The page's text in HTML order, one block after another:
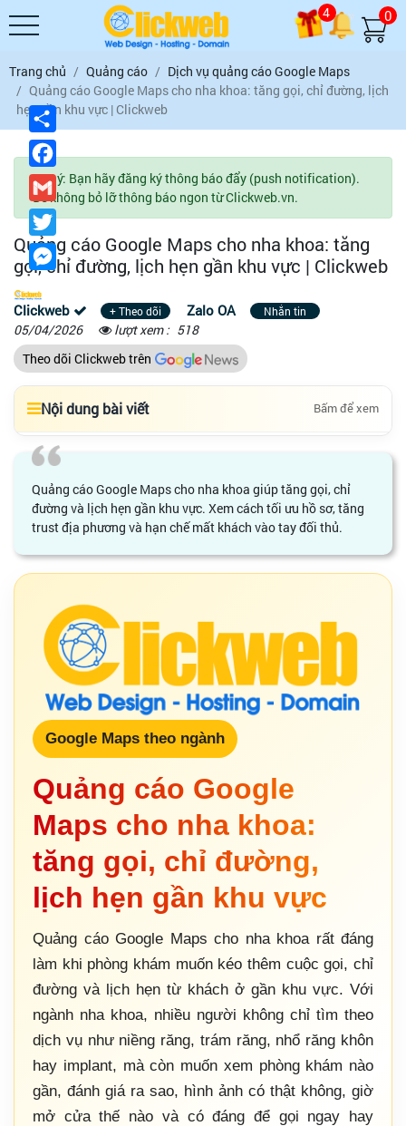
4 0
Trang chủ Quảng cáo
Dịch vụ quảng cáo Google Maps
Quảng cáo Google Maps cho nha khoa: tăng gọi, chỉ đường, lịch
hẹn gần khu vực | Clickweb
Lưu ý: Bạn hãy đăng ký thông báo đẩy (push notification).
Để không bỏ lỡ thông báo ngon từ Clickweb.vn.
Quảng cáo Google Maps cho nha khoa: tăng
gọi, chỉ đường, lịch hẹn gần khu vực | Clickweb
Clickweb + Theo dõi Zalo OA Nhắn tin
05/04/2026 lượt xem : 518
Theo dõi Clickweb trên
Nội dung bài viết Bấm để xem
Quảng cáo Google Maps cho nha khoa giúp tăng gọi, chỉ
đường và lịch hẹn gần khu vực. Xem cách tối ưu hồ sơ, tăng
trust địa phương và hạn chế mất khách vào tay đối thủ.
Google Maps theo ngành
Quảng cáo Google
Maps cho nha khoa:
tăng gọi, chỉ đường,
lịch hẹn gần khu vực
Quảng cáo Google Maps cho nha khoa rất đáng
làm khi phòng khám muốn kéo thêm cuộc gọi, chỉ
đường và lịch hẹn từ khách ở gần khu vực. Với
ngành nha khoa, nhiều người không chỉ tìm theo
dịch vụ như niềng răng, trám răng, nhổ răng khôn
hay implant, mà còn muốn xem phòng khám nào
gần, đánh giá ra sao, hình ảnh có thật không, giờ
mở cửa thế nào và có đáng để gọi ngay hay
Chia
sẻ
Gmail
Twitter
Messenger